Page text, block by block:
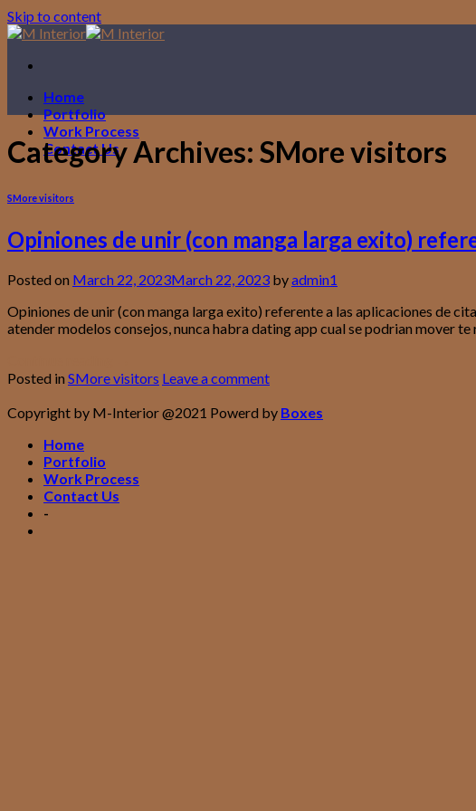
Skip to content
Home
Portfolio
Work Process
Contact Us
Category Archives: SMore visitors
SMore visitors
Opiniones de unir (con manga larga exito)
Posted on March 22, 2023March 22, 2023 byadmin1
Opiniones de unir (con manga larga exito) referente a las aplicaciones de
atender modelos consejos, nunca habra dating app cual se podri­an mover
Posted in SMore visitors Leave a comment
Copyright by M-Interior @2021 Powerd by Boxes
Home
Portfolio
Work Process
Contact Us
-